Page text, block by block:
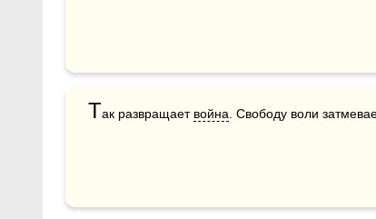
Так развращает война . Свободу воли